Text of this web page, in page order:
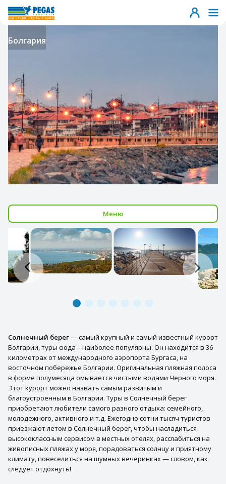
Болгария
Меню
Солнечный берег— самый крупный и самый известный курорт
Болгарии, туры сюда – наиболее популярны. Он находится в 36
километрах от международного аэропорта Бургаса, на
восточном побережье Болгарии. Оригинальная пляжная полоса
в форме полумесяца омывается чистыми водами Черного моря.
Этот курорт можно назвать самым развитым и
благоустроенным в Болгарии. Туры в Солнечный берег
приобретают любители самого разного отдыха: семейного,
молодежного, активного и т.д. Ежегодно сотни тысяч туристов
приезжают летом в Солнечный берег, чтобы насладиться
высококлассным сервисом в местных отелях, расслабиться на
живописных пляжах у моря, порадоваться солнцу и приятному
климату, повеселиться на шумных вечеринках — словом, как
следует отдохнуть!